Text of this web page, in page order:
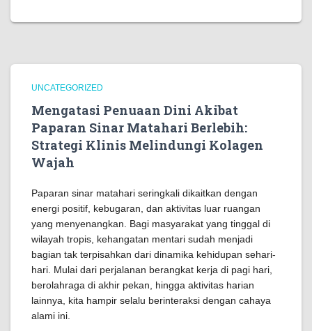
UNCATEGORIZED
Mengatasi Penuaan Dini Akibat
Paparan Sinar Matahari Berlebih:
Strategi Klinis Melindungi Kolagen
Wajah
Paparan sinar matahari seringkali dikaitkan dengan
energi positif, kebugaran, dan aktivitas luar ruangan
yang menyenangkan. Bagi masyarakat yang tinggal di
wilayah tropis, kehangatan mentari sudah menjadi
bagian tak terpisahkan dari dinamika kehidupan sehari-
hari. Mulai dari perjalanan berangkat kerja di pagi hari,
berolahraga di akhir pekan, hingga aktivitas harian
lainnya, kita hampir selalu berinteraksi dengan cahaya
alami ini.